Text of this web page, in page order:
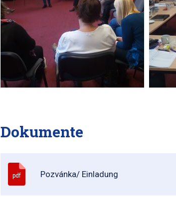
Dokumente
pdf Pozvánka/ Einladung